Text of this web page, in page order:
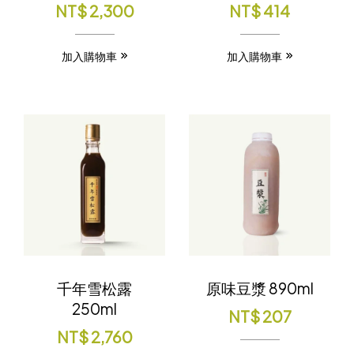
NT$2,300
加入購物車
NT$414
加入購物車
千年雪松露
250ml
NT$2,760
原味豆漿 890ml
NT$207